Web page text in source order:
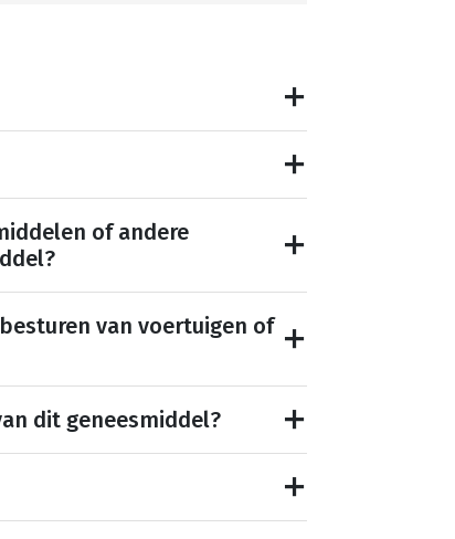
of andere
van voertuigen of
dit geneesmiddel?